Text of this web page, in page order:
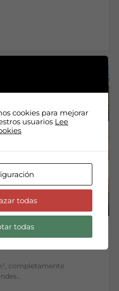
temporada en El
completamente
cookies para mejorar
usuarios Lee
todas
todas